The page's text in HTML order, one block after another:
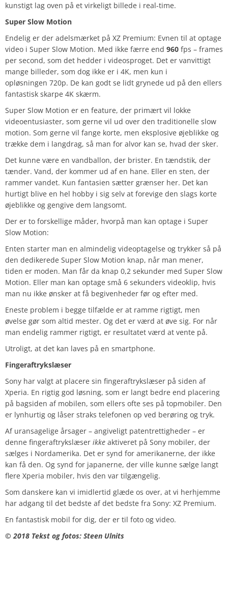
kunstigt lag oven på et virkeligt billede i real-time.
Super Slow Motion
Endelig er der adelsmærket på XZ Premium: Evnen til at optage
video i Super Slow Motion. Med ikke færre end 960 fps – frames
per second, som det hedder i videosproget. Det er vanvittigt
mange billeder, som dog ikke er i 4K, men kun i
opløsningen 720p. De kan godt se lidt grynede ud på den ellers
fantastisk skarpe 4K skærm.
Super Slow Motion er en feature, der primært vil lokke
videoentusiaster, som gerne vil ud over den traditionelle slow
motion. Som gerne vil fange korte, men eksplosive øjeblikke og
trække dem i langdrag, så man for alvor kan se, hvad der sker.
Det kunne være en vandballon, der brister. En tændstik, der
tænder. Vand, der kommer ud af en hane. Eller en sten, der
rammer vandet. Kun fantasien sætter grænser her. Det kan
hurtigt blive en hel hobby i sig selv at forevige den slags korte
øjeblikke og gengive dem langsomt.
Der er to forskellige måder, hvorpå man kan optage i Super
Slow Motion:
Enten starter man en almindelig videoptagelse og trykker så på
den dedikerede Super Slow Motion knap, når man mener,
tiden er moden. Man får da knap 0,2 sekunder med Super Slow
Motion. Eller man kan optage små 6 sekunders videoklip, hvis
man nu ikke ønsker at få begivenheder før og efter med.
Eneste problem i begge tilfælde er at ramme rigtigt, men
øvelse gør som altid mester. Og det er værd at øve sig. For når
man endelig rammer rigtigt, er resultatet værd at vente på.
Utroligt, at det kan laves på en smartphone.
Fingeraftrykslæser
Sony har valgt at placere sin fingeraftrykslæser på siden af
Xperia. En rigtig god løsning, som er langt bedre end placering
på bagsiden af mobilen, som ellers ofte ses på topmobiler. Den
er lynhurtig og låser straks telefonen op ved berøring og tryk.
Af uransagelige årsager – angiveligt patentrettigheder – er
denne fingeraftrykslæser ikke aktiveret på Sony mobiler, der
sælges i Nordamerika. Det er synd for amerikanerne, der ikke
kan få den. Og synd for japanerne, der ville kunne sælge langt
flere Xperia mobiler, hvis den var tilgængelig.
Som danskere kan vi imidlertid glæde os over, at vi herhjemme
har adgang til det bedste af det bedste fra Sony: XZ Premium.
En fantastisk mobil for dig, der er til foto og video.
© 2018 Tekst og fotos: Steen Ulnits